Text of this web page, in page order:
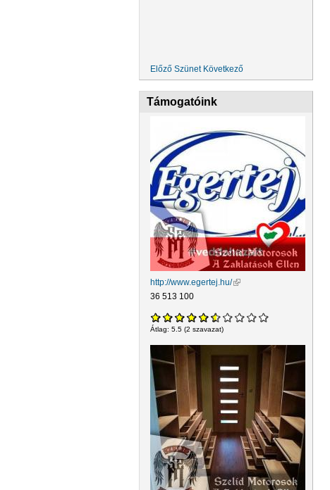
Előző Szünet Következő
Támogatóink
http://www.egertej.hu/(külső hivatkozás)
36 513 100
Átlag: 5.5 (2 szavazat)